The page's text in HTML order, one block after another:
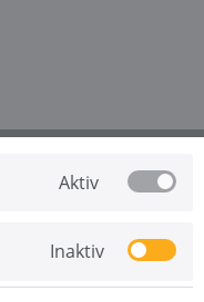
Registrierung
als
Aktiv
Inaktiv